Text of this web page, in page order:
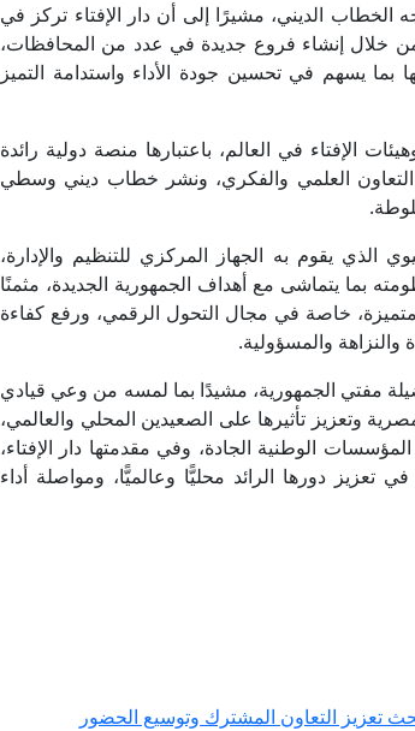
الخطاب الديني، مشيرًا إلى أن دار الإفتاء تركز في
من خلال إنشاء فروع جديدة في عدد من المحافظات،
بما يسهم في تحسين جودة الأداء واستدامة التميز
الإفتاء في العالم، باعتبارها منصة دولية رائدة
التعاون العلمي والفكري، ونشر خطاب ديني وسطي
الذي يقوم به الجهاز المركزي للتنظيم والإدارة،
بما يتماشى مع أهداف الجمهورية الجديدة، مثمنًا
خاصة في مجال التحول الرقمي، ورفع كفاءة
والمسؤولية.
مفتي الجمهورية، مشيدًا بما لمسه من وعي قيادي
وتعزيز تأثيرها على الصعيدين المحلي والعالمي،
الوطنية الجادة، وفي مقدمتها دار الإفتاء،
تعزيز دورها الرائد محليًّا وعالميًّا، ومواصلة أداء
تعزيز التعاون المشترك وتوسيع الحضور